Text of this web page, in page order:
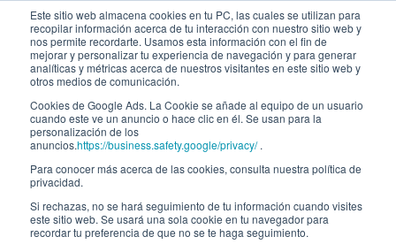
Este sitio web almacena cookies en tu PC, las cuales se utilizan para
recopilar información acerca de tu interacción con nuestro sitio web y
nos permite recordarte. Usamos esta información con el fin de
mejorar y personalizar tu experiencia de navegación y para generar
analíticas y métricas acerca de nuestros visitantes en este sitio web y
otros medios de comunicación.
Cookies de Google Ads. La Cookie se añade al equipo de un usuario
cuando este ve un anuncio o hace clic en él. Se usan para la
personalización de los
anuncios.https://business.safety.google/privacy/.
Para conocer más acerca de las cookies, consulta nuestra política de
privacidad.
Si rechazas, no se hará seguimiento de tu información cuando visites
este sitio web. Se usará una sola cookie en tu navegador para
recordar tu preferencia de que no se te haga seguimiento.
Toda la actualidad
Noticias Afi Global
Education
Mantente al día con Afi Global Education sobre
las principales novedades en finanzas,